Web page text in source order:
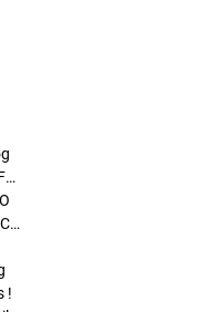
Stratégies de Publication : Boostez Votre Blog avec des Articles Fréquents et Exclusifs
Enrichir Vos Articles avec des Contenus Riches : Stratégies pour Captiver et Optimiser
!